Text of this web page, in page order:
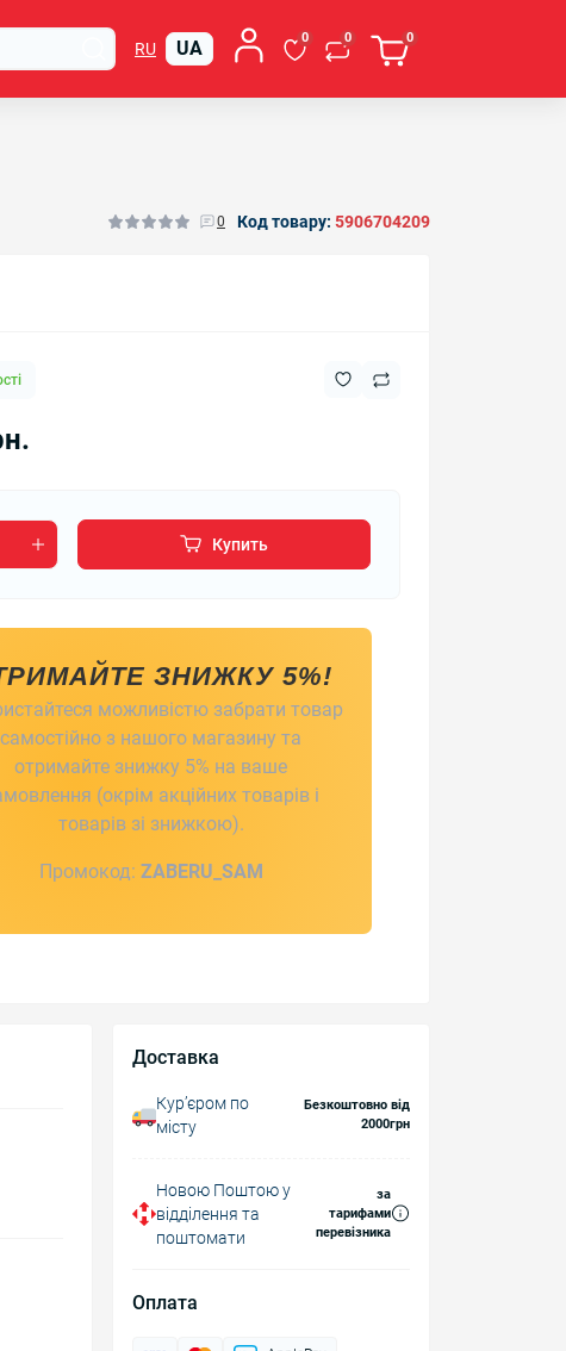
RU UA 0 0 0
0 Код товару: 5906704209
Купить
ЗНИЖКУ 5%!
можливістю забрати товар
самостійно з нашого магазину та
отримайте знижку 5% на ваше
(окрім акційних товарів і
товарів зі знижкою).
Промокод: ZABERU_SAM
Доставка
Курʼєром по
місту
Безкоштовно від
2000грн
Новою Поштою у
відділення та
поштомати
за
тарифами
перевізника
Оплата